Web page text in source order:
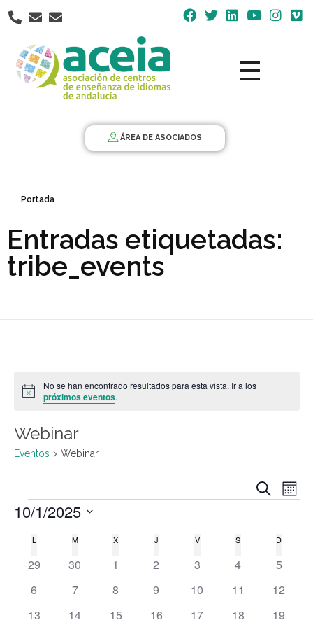
Nota:
este
web
incluye
ÁREA DE ASOCIADOS
Portada
Entradas etiquetadas:
tribe_events
Aviso
No se han encontrado resultados para esta vista. Ir a los
próximos eventos.
Webinar
Eventos Webinar
de
Buscar
Mes
10/1/2025
Calendario
de
L M X J V S D
0
29
0
30
0
1
0
2
0
3
0
4
0
5
0
6
0
7
0
8
0
9
0
10
0
11
0
12
0
13
0
14
0
15
0
16
0
17
0
18
0
19